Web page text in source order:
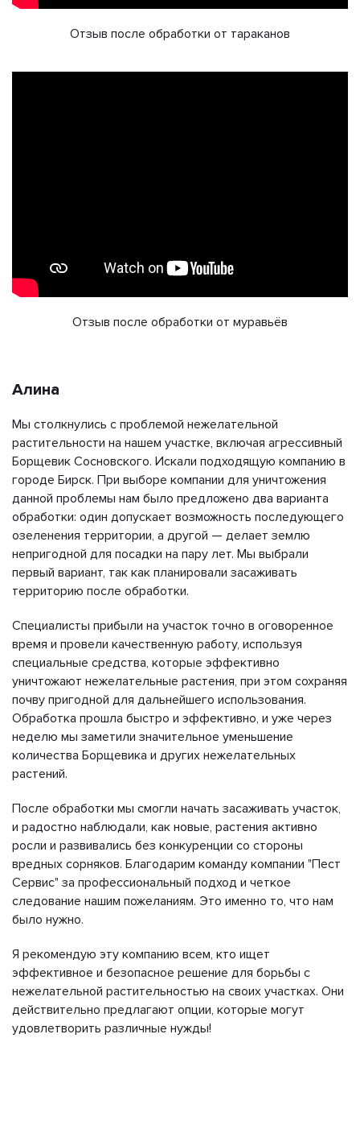
Отзыв после обработки от тараканов
Отзыв после обработки от муравьёв
Алина
Мы столкнулись с проблемой нежелательной
растительности на нашем участке, включая агрессивный
Борщевик Сосновского. Искали подходящую компанию в
городе Бирск. При выборе компании для уничтожения
данной проблемы нам было предложено два варианта
обработки: один допускает возможность последующего
озеленения территории, а другой — делает землю
непригодной для посадки на пару лет. Мы выбрали
первый вариант, так как планировали засаживать
территорию после обработки.
Специалисты прибыли на участок точно в оговоренное
время и провели качественную работу, используя
специальные средства, которые эффективно
уничтожают нежелательные растения, при этом сохраняя
почву пригодной для дальнейшего использования.
Обработка прошла быстро и эффективно, и уже через
неделю мы заметили значительное уменьшение
количества Борщевика и других нежелательных
растений.
После обработки мы смогли начать засаживать участок,
и радостно наблюдали, как новые, растения активно
росли и развивались без конкуренции со стороны
вредных сорняков. Благодарим команду компании "Пест
Сервис" за профессиональный подход и четкое
следование нашим пожеланиям. Это именно то, что нам
было нужно.
Я рекомендую эту компанию всем, кто ищет
эффективное и безопасное решение для борьбы с
нежелательной растительностью на своих участках. Они
действительно предлагают опции, которые могут
удовлетворить различные нужды!